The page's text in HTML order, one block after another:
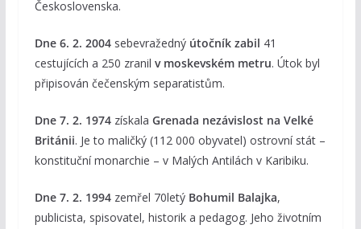
Československa.
Dne 6. 2. 2004 sebevražedný útočník zabil 41
cestujících a 250 zranil v moskevském metru. Útok byl
připisován čečenským separatistům.
Dne 7. 2. 1974získala Grenada nezávislost na Velké
Británii. Je to maličký (112 000 obyvatel) ostrovní stát –
konstituční monarchie – v Malých Antilách v Karibiku.
Dne 7. 2. 1994zemřel 70letý Bohumil Balajka,
publicista, spisovatel, historik a pedagog. Jeho životním